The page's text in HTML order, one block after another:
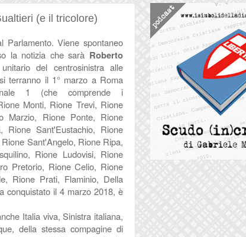
(e il tricolore)
Parlamento. Viene spontaneo
la notizia che sarà Roberto
del centrosinistra alle
terranno il 1° marzo a Roma
1 (che comprende i
Monti, Rione Trevi, Rione
Marzio, Rione Ponte, Rione
Rione Sant'Eustachio, Rione
Sant'Angelo, Rione Ripa,
Rione Ludovisi, Rione
Pretorio, Rione Celio, Rione
Rione Prati, Flaminio, Della
conquistato il 4 marzo 2018, è
Italia viva, Sinistra italiana,
della stessa compagine di